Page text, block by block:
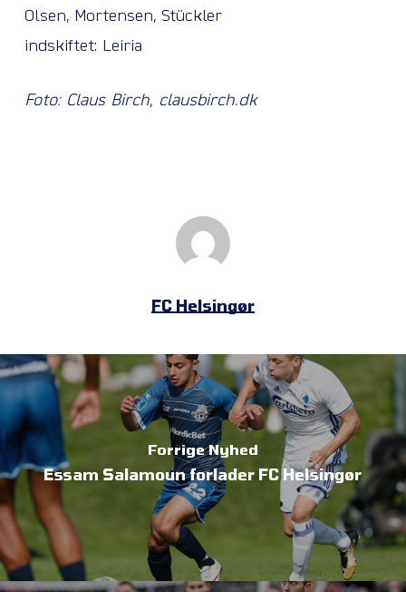
Olsen, Mortensen, Stückler
indskiftet: Leiria
Foto: Claus Birch, clausbirch.dk
FC Helsingør
Forrige Nyhed
Essam Salamoun forlader FC Helsingør